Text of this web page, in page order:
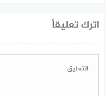
اترك تعليقاً